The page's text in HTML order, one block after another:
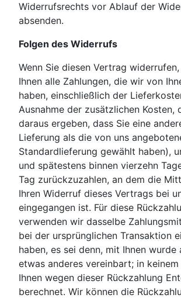
Widerrufsrechts vor Ablauf der
absenden.
Folgen des Widerrufs
Wenn Sie diesen Vertrag
Ihnen alle Zahlungen, die wir von
haben, einschließlich der
Ausnahme der zusätzlichen Kosten,
daraus ergeben, dass Sie eine
Lieferung als die von uns
Standardlieferung gewählt haben),
und spätestens binnen vierzehn
Tag zurückzuzahlen, an dem die
Ihren Widerruf dieses Vertrags bei
eingegangen ist. Für diese
verwenden wir dasselbe
bei der ursprünglichen Transaktion
haben, es sei denn, mit Ihnen wurde
etwas anderes vereinbart; in
Ihnen wegen dieser Rückzahlung
berechnet. Wir können die